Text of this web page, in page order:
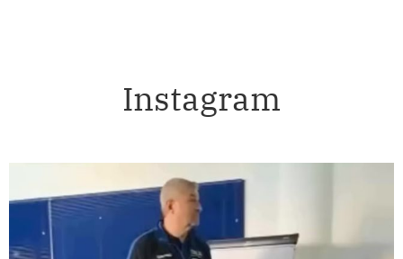
Instagram